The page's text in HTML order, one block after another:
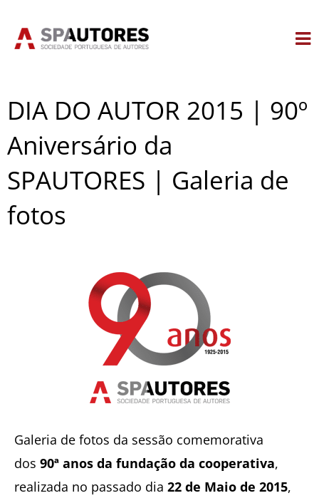
DIA DO AUTOR 2015 | 90º
Aniversário da
SPAUTORES | Galeria de
fotos
Galeria de fotos da sessão comemorativa
dos 90ª anos da fundação da cooperativa,
realizada no passado dia 22 de Maio de 2015,